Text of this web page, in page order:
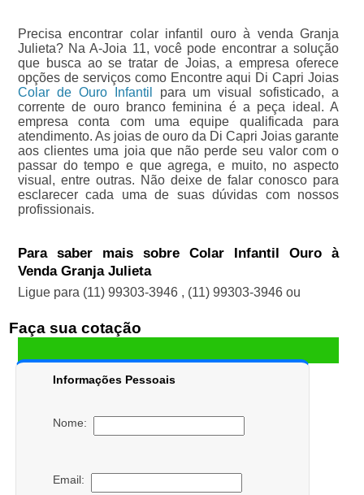
Precisa encontrar colar infantil ouro à venda Granja
Julieta? Na A-Joia 11, você pode encontrar a solução
que busca ao se tratar de Joias, a empresa oferece
opções de serviços como Encontre aqui Di Capri Joias
Colar de Ouro Infantil
para um visual sofisticado, a
corrente de ouro branco feminina é a peça ideal. A
empresa conta com uma equipe qualificada para
atendimento. As joias de ouro da Di Capri Joias garante
aos clientes uma joia que não perde seu valor com o
passar do tempo e que agrega, e muito, no aspecto
visual, entre outras. Não deixe de falar conosco para
esclarecer cada uma de suas dúvidas com nossos
profissionais.
Para saber mais sobre Colar Infantil Ouro à
Venda Granja Julieta
Ligue para (11) 99303-3946 , (11) 99303-3946 ou
Faça sua cotação
Informações Pessoais
Nome:
Email: